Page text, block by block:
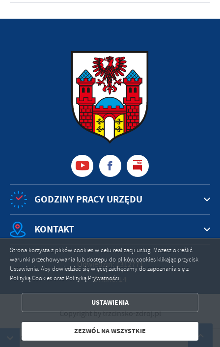
GODZINY PRACY URZĘDU
KONTAKT
Odwiedzin: 1312771
Online: 14
Copyright by trzcinsko-zdroj.pl
2ClickPortal® - Portale nowej generacji
Strona korzysta z plików cookies w celu realizacji usług. Możesz określić
warunki przechowywania lub dostępu do plików cookies klikając przycisk
Ustawienia. Aby dowiedzieć się więcej zachęcamy do zapoznania się z
Polityką Cookies oraz Polityką Prywatności.
USTAWIENIA
ZEZWÓL NA WSZYSTKIE
ZEZWÓL NA WSZYSTKIE